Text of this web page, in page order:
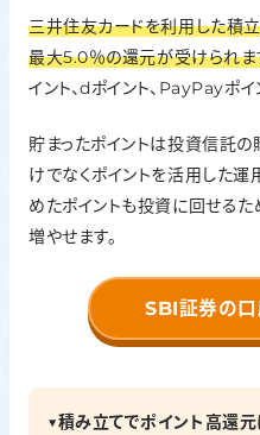
三井住友カードを利用した積
最大5.0％の還元が受けられま
イント、dポイント、PayPayポ
貯まったポイントは投資信託
けでなくポイントを活用した
めたポイントも投資に回せる
増やせます。
SBI証券の口
▼積み立てでポイント高還